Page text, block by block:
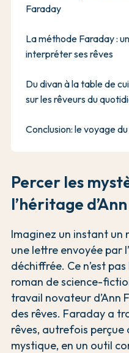
Percer les
l’héritage
Imaginez un instant un
une lettre envoyée par
déchiffrée. Ce n’est
roman de science-
travail novateur d’Ann
des rêves. Faraday a
rêves, autrefois perçue
mystique, en un outil
Faraday
La méthode Faraday :
interpréter ses rêves
Du divan à la table de
sur les rêveurs du
Conclusion: le voyage